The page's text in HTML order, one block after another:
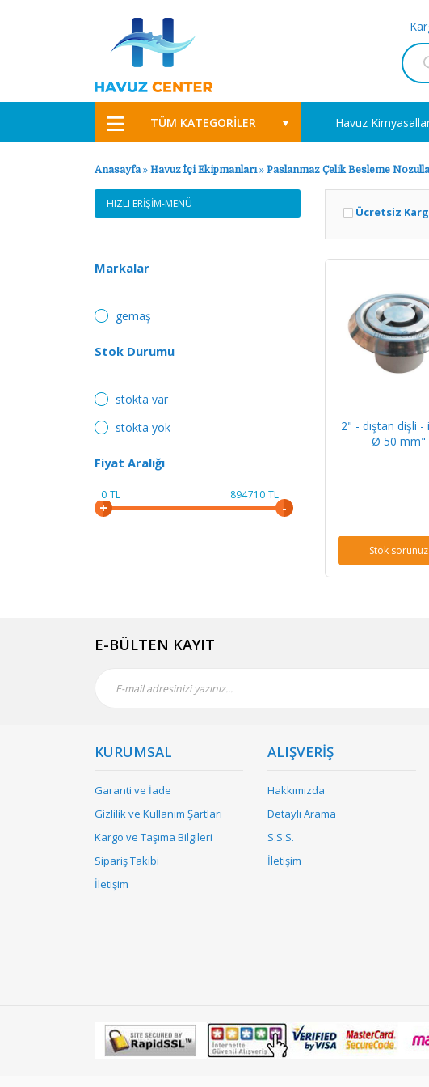
TÜM KATEGORİLER Havuz
Anasayfa» Havuz İçi Ekipmanları» Paslanmaz Çelik Besleme
HIZLI ERİŞİM-MENÜ
Markalar
gemaş
Stok Durumu
stokta var
stokta yok
Fiyat Aralığı
0 TL 894710 TL
Ücretsiz
2" - dıştan dişli -
Ø 50 mm"
Stok sorunuz
E-BÜLTEN KAYIT
KURUMSAL
Garanti ve İade
Gizlilik ve Kullanım Şartları
Kargo ve Taşıma Bilgileri
Sipariş Takibi
İletişim
ALIŞVERİŞ
Hakkımızda
Detaylı Arama
S.S.S.
İletişim